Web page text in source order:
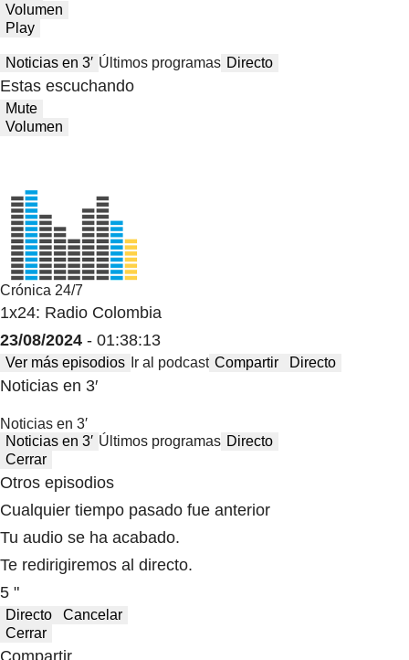
Volumen
Play
Noticias en 3′ Últimos programas Directo
Estas escuchando
Mute
Volumen
Crónica 24/7
1x24: Radio Colombia
23/08/2024 - 01:38:13
Ver más episodios Ir al podcast Compartir Directo
Noticias en 3′
Noticias en 3′
Noticias en 3′ Últimos programas Directo
Cerrar
Otros episodios
Cualquier tiempo pasado fue anterior
Tu audio se ha acabado.
Te redirigiremos al directo.
5 "
Directo
Cancelar
Cerrar
Compartir